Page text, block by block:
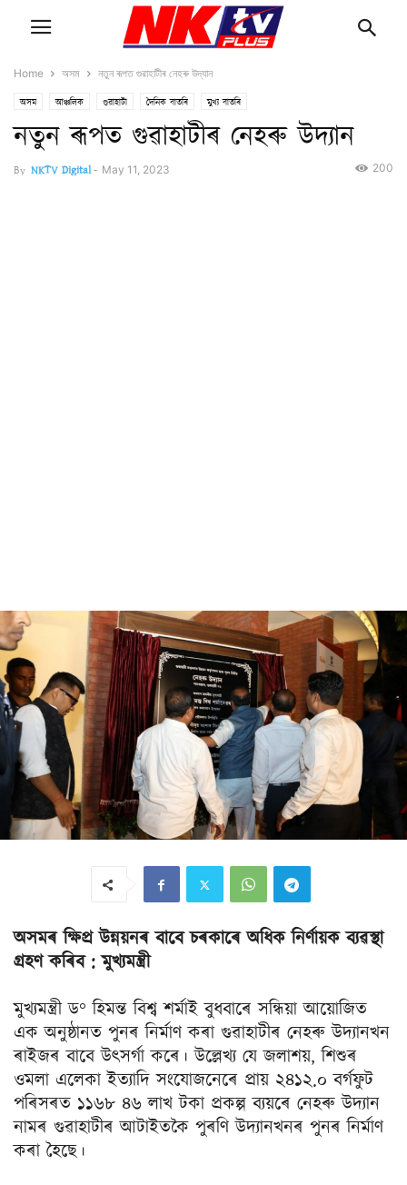
Home অসম নতুন ৰূপত গুৱাহাটীৰ নেহৰু উদ্যান
অসম আঞ্চলিক গুৱাহাটী দৈনিক বাতৰি মুখ্য বাতৰি
নতুন ৰূপত গুৱাহাটীৰ নেহৰু উদ্যান
By NKTV Digital- May 11, 2023 200
অসমৰ ক্ষিপ্ৰ উন্নয়নৰ বাবে চৰকাৰে অধিক নির্ণায়ক ব্যৱস্থা
গ্ৰহণ কৰিব : মুখ্যমন্ত্রী
মুখ্যমন্ত্রী ড° হিমন্ত বিশ্ব শৰ্মাই বুধবাৰে সন্ধিয়া আয়োজিত
এক অনুষ্ঠানত পুনৰ নিৰ্মাণ কৰা গুৱাহাটীৰ নেহৰু উদ্যানখন
ৰাইজৰ বাবে উৎসর্গা কৰে। উল্লেখ্য যে জলাশয়, শিশুৰ
ওমলা এলেকা ইত্যাদি সংযোজনেৰে প্ৰায় ২৪১২.০ বর্গফুট
পৰিসৰত ১১৬৮ ৪৬ লাখ টকা প্ৰকল্প ব্যয়ৰে নেহৰু উদ্যান
নামৰ গুৱাহাটীৰ আটাইতকৈ পুৰণি উদ্যানখনৰ পুনৰ নিৰ্মাণ
কৰা হৈছে।